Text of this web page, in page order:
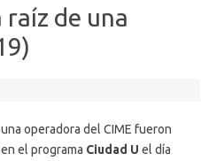
raíz de una
operadora del CIME fueron
el programa Ciudad U el día